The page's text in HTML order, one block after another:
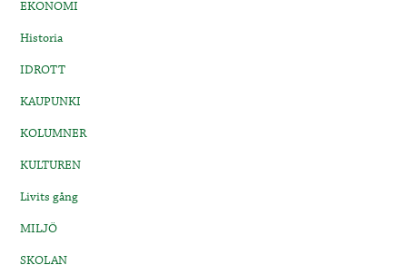
EKONOMI
Historia
IDROTT
KAUPUNKI
KOLUMNER
KULTUREN
Livits gång
MILJÖ
SKOLAN